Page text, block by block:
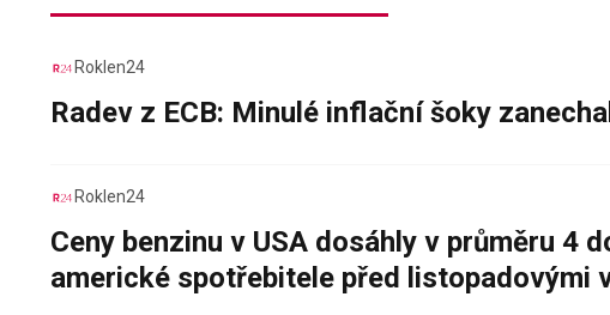
Roklen24
Radev z ECB: Minulé inflační šoky
Roklen24
Ceny benzinu v USA dosáhly v průměru 4
americké spotřebitele před listopadovými